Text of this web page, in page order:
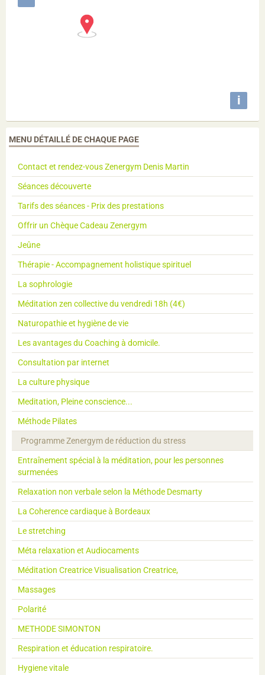
i
MENU DÉTAILLÉ DE CHAQUE PAGE
Contact et rendez-vous Zenergym Denis Martin
Séances découverte
Tarifs des séances - Prix des prestations
Offrir un Chèque Cadeau Zenergym
Jeûne
Thérapie - Accompagnement holistique spirituel
La sophrologie
Méditation zen collective du vendredi 18h (4€)
Naturopathie et hygiène de vie
Les avantages du Coaching à domicile.
Consultation par internet
La culture physique
Meditation, Pleine conscience...
Méthode Pilates
Programme Zenergym de réduction du stress
Entraînement spécial à la méditation, pour les personnes
surmenées
Relaxation non verbale selon la Méthode Desmarty
La Coherence cardiaque à Bordeaux
Le stretching
Méta relaxation et Audiocaments
Méditation Creatrice Visualisation Creatrice,
Massages
Polarité
METHODE SIMONTON
Respiration et éducation respiratoire.
Hygiene vitale